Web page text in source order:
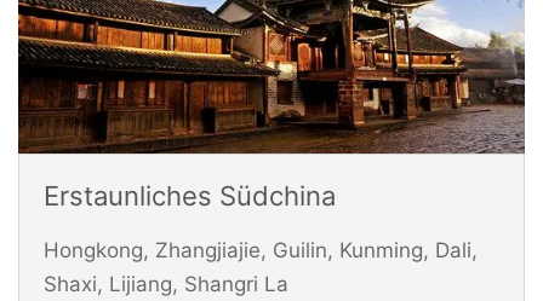
Erstaunliches Südchina
Hongkong, Zhangjiajie, Guilin, Kunming, Dali,
Shaxi, Lijiang, Shangri La